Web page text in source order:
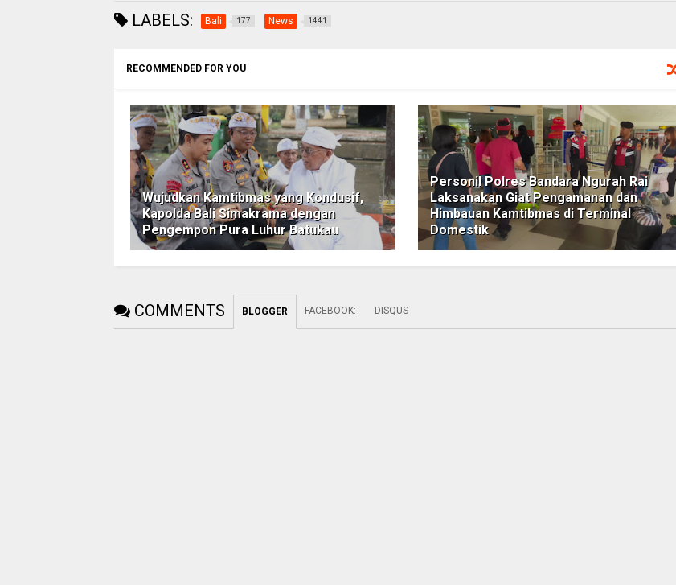
LABELS: Bali 177 News 1441
RECOMMENDED FOR YOU
Wujudkan Kamtibmas yang Kondusif,
Kapolda Bali Simakrama dengan
Pengempon Pura Luhur Batukau
Personil Polres Bandara Ngurah Rai
Laksanakan Giat Pengamanan dan
Himbauan Kamtibmas di Terminal
Domestik
COMMENTS BLOGGER FACEBOOK: DISQUS